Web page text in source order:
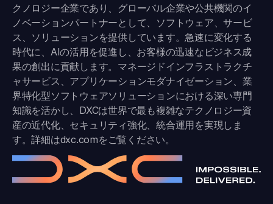
クノロジー企業であり、グローバル企業や公共機関のイ
ノベーションパートナーとして、ソフトウェア、サービ
ス、ソリューションを提供しています。急速に変化する
時代に、AIの活用を促進し、お客様の迅速なビジネス成
果の創出に貢献します。マネージドインフラストラクチ
ャサービス、アプリケーションモダナイゼーション、業
界特化型ソフトウェアソリューションにおける深い専門
知識を活かし、DXCは世界で最も複雑なテクノロジー資
産の近代化、セキュリティ強化、統合運用を実現しま
す。詳細はdxc.comをご覧ください。